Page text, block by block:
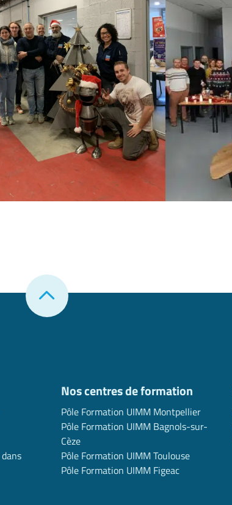
Nos centres de formation
Pôle Formation UIMM Montpellier
Pôle Formation UIMM Bagnols-sur-
Cèze
Pôle Formation UIMM Toulouse
Pôle Formation UIMM Figeac